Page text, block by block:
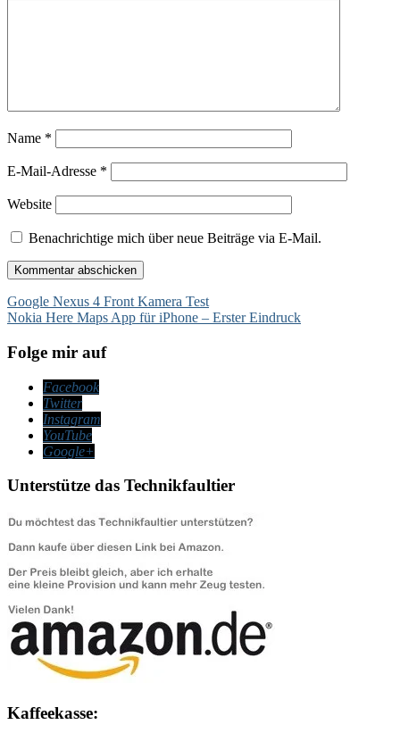
Name *
E-Mail-Adresse *
Website
Benachrichtige mich über neue Beiträge via E-Mail.
Beitragsnavigation
Google Nexus 4 Front Kamera Test
Nokia Here Maps App für iPhone – Erster Eindruck
Folge mir auf
Facebook
Twitter
Instagram
YouTube
Google+
Unterstütze das Technikfaultier
Kaffeekasse: